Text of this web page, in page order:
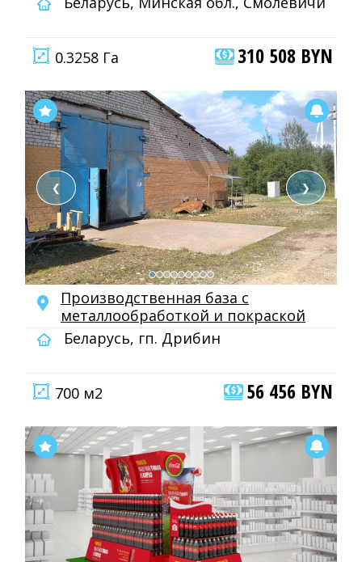
0.3258 Га 310 508 BYN
❮ ❯
Производственная база с
металлообработкой и покраской
Беларусь, гп. Дрибин
700 м2 56 456 BYN